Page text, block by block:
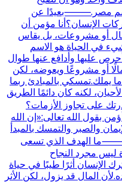
مصر.⸻بعيدًا عن
الإنسان؟أنا مؤمن أن
أو مشروعات، بل يقاس
في الحياة هو الاسم
عليها وأدافع عنها طوال
أو مشروعًا ويعوضه، لكن
يملك.تمسكي بالمبادئ ربما
لكنه كان دائمًا الطريق
على تجاوز الأزمات؟
بقول الله تعالى:«إن الله
والصبر والتمسك بالمبدأ
الهدف الذي تسعى
ليس مجرد النجاح
الإنسان أثرًا طيبًا في حياة
المال قد يزول، لكن الأثر